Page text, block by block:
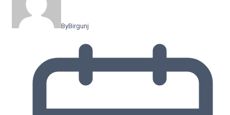
ByBirgunj